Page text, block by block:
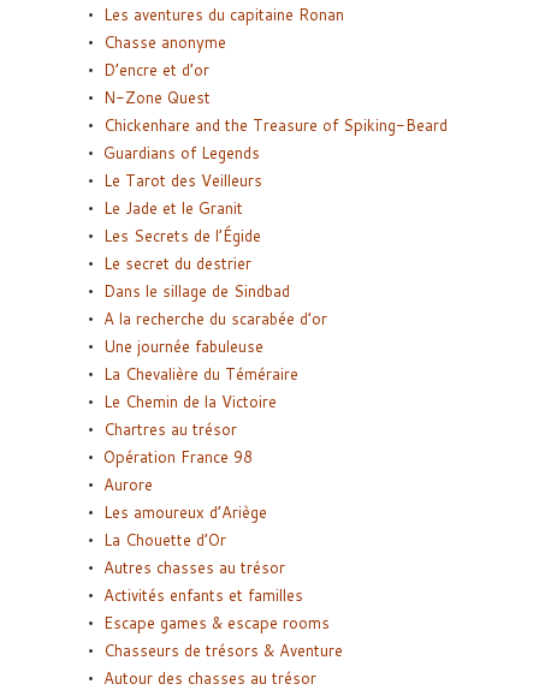
Les aventures du capitaine Ronan
Chasse anonyme
D’encre et d’or
N-Zone Quest
Chickenhare and the Treasure of Spiking-Beard
Guardians of Legends
Le Tarot des Veilleurs
Le Jade et le Granit
Les Secrets de l’Égide
Le secret du destrier
Dans le sillage de Sindbad
A la recherche du scarabée d’or
Une journée fabuleuse
La Chevalière du Téméraire
Le Chemin de la Victoire
Chartres au trésor
Opération France 98
Aurore
Les amoureux d’Ariège
La Chouette d’Or
Autres chasses au trésor
Activités enfants et familles
Escape games & escape rooms
Chasseurs de trésors & Aventure
Autour des chasses au trésor